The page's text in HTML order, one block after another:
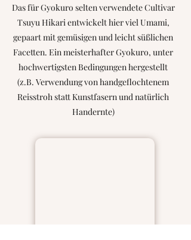
Das für Gyokuro selten verwendete Cultivar
Tsuyu Hikari entwickelt hier viel Umami,
gepaart mit gemüsigen und leicht süßlichen
Facetten. Ein meisterhafter Gyokuro, unter
hochwertigsten Bedingungen hergestellt
(z.B. Verwendung von handgeflochtenem
Reisstroh statt Kunstfasern und natürlich
Handernte)